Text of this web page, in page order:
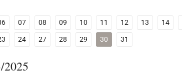
07 08 09 10 11 12 13 14
24 27 28 29 30 31
2025